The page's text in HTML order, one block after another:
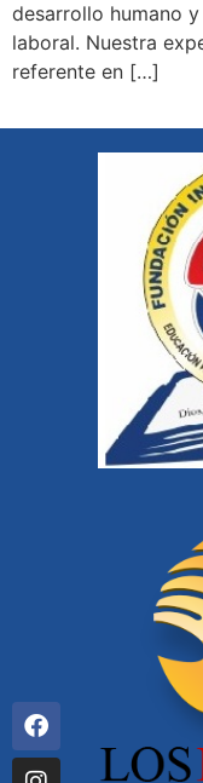
desarrollo humano
laboral. Nuestra
referente en […]